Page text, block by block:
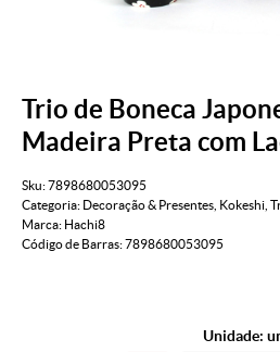
Trio de Boneca
Madeira Preta com
Sku:7898680053095
Categoria: Decoração & Presentes Kokeshi
Marca: Hachi8
Código de Barras:7898680053095
Unidade: